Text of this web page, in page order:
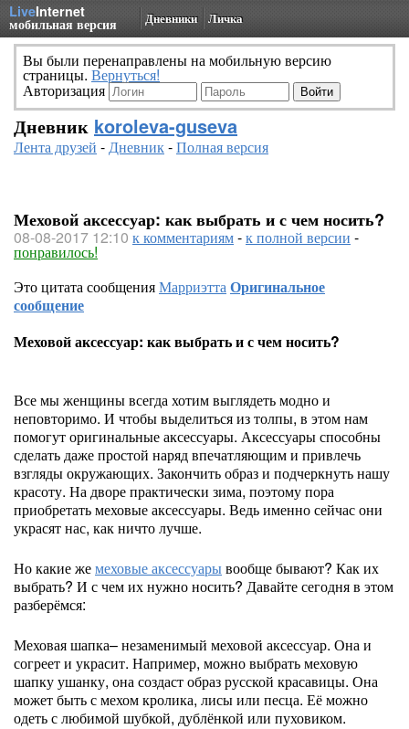
LiveInternet
мобильная версия Дневники Личка
Вы были перенаправлены на мобильную версию
страницы. Вернуться!
Авторизация
Дневник koroleva-guseva
Лента друзей -Дневник-Полная версия
Меховой аксессуар: как выбрать и с чем носить?
08-08-2017 12:10 к комментариям-к полной версии -
понравилось!
Это цитата сообщенияМарриэттаОригинальное
сообщение
Меховой аксессуар: как выбрать и с чем носить?
Все мы женщины всегда хотим выглядеть модно и
неповторимо. И чтобы выделиться из толпы, в этом нам
помогут оригинальные аксессуары. Аксессуары способны
сделать даже простой наряд впечатляющим и привлечь
взгляды окружающих. Закончить образ и подчеркнуть нашу
красоту. На дворе практически зима, поэтому пора
приобретать меховые аксессуары. Ведь именно сейчас они
украсят нас, как ничто лучше.
Но какие жемеховые аксессуарывообще бывают? Как их
выбрать? И с чем их нужно носить? Давайте сегодня в этом
разберёмся:
Меховая шапка– незаменимый меховой аксессуар. Она и
согреет и украсит. Например, можно выбрать меховую
шапку ушанку, она создаст образ русской красавицы. Она
может быть с мехом кролика, лисы или песца. Её можно
одеть с любимой шубкой, дублёнкой или пуховиком.